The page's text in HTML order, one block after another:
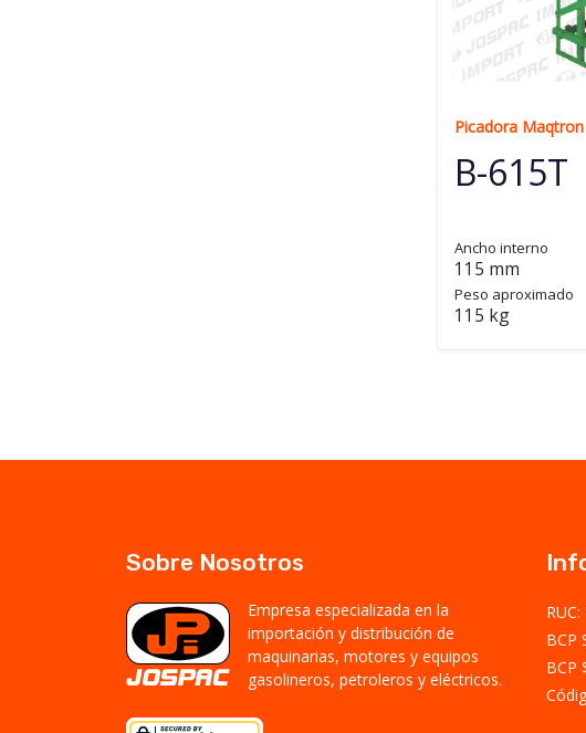
Picadora Maqtron
B-615T
Ancho interno
115 mm
Peso aproximado
115 kg
Sobre Nosotros
Empresa especializada en la
importación y distribución de
maquinarias, motores y equipos
gasolineros, petroleros y eléctricos.
BCP
BCP